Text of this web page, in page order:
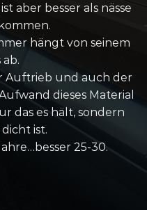
aber besser als nässe
hängt von seinem
ab.
Auftrieb und auch der
dieses Material
das es hält, sondern
ist.
25-30.